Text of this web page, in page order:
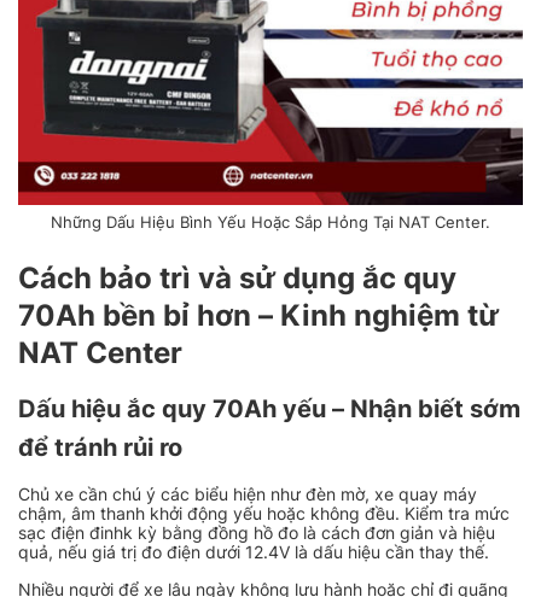
Những Dấu Hiệu Bình Yếu Hoặc Sắp Hỏng Tại NAT Center.
Cách bảo trì và sử dụng ắc quy
70Ah bền bỉ hơn – Kinh nghiệm từ
NAT Center
Dấu hiệu ắc quy 70Ah yếu – Nhận biết sớm
để tránh rủi ro
Chủ xe cần chú ý các biểu hiện như đèn mờ, xe quay máy
chậm, âm thanh khởi động yếu hoặc không đều. Kiểm tra mức
sạc điện đinhk kỳ bằng đồng hồ đo là cách đơn giản và hiệu
quả, nếu giá trị đo điện dưới 12.4V là dấu hiệu cần thay thế.
Nhiều người để xe lâu ngày không lưu hành hoặc chỉ đi quãng